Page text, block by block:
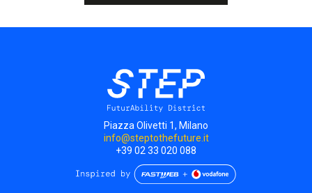
Piazza Olivetti 1, Milano
info@steptothefuture.it
+39 02 33 020 088